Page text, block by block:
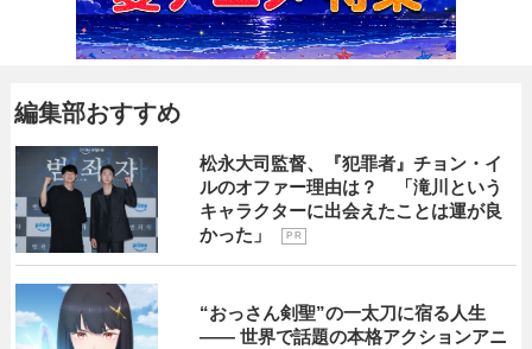
編集部おすすめ
松永大司監督、『犯罪者』チョン・イ
ルのオファー理由は？ 「滝川という
キャラクターに出会えたことは運が良
かった」
P R
“おっさん剣聖”の一太刀に宿る人生
―― 世界で話題の本格アクションアニ